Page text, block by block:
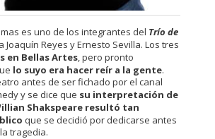
es uno de los integrantes del Trío de
Joaquín Reyes y Ernesto Sevilla. Los tres
en Bellas Artes, pero pronto
lo suyo era hacer reír a la gente.
antes de ser fichado por el canal
y se dice que su interpretación de
Shakspeare resultó tan
que se decidió por dedicarse antes
tragedia.